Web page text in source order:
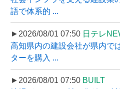
語で体系的 ...
►2026/08/01 07:50 日テレ
高知県内の建設会社が県内で
ターを購入 ...
►2026/08/01 07:50 BUILT